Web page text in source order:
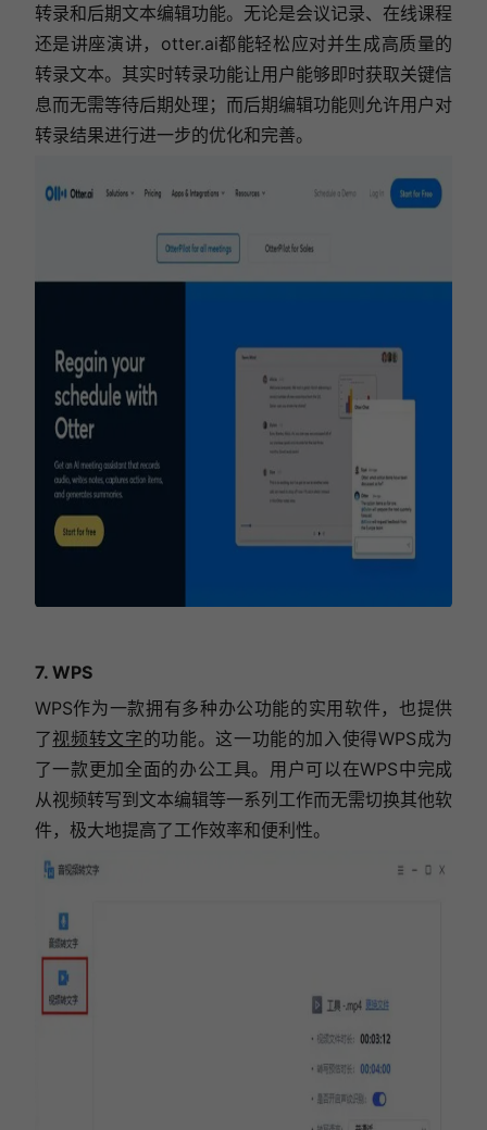
转录和后期文本编辑功能。无论是会议记录、在线课程
还是讲座演讲，otter.ai都能轻松应对并生成高质量的
转录文本。其实时转录功能让用户能够即时获取关键信
息而无需等待后期处理；而后期编辑功能则允许用户对
转录结果进行进一步的优化和完善。
7. WPS
WPS作为一款拥有多种办公功能的实用软件，也提供
了视频转文字的功能。这一功能的加入使得WPS成为
了一款更加全面的办公工具。用户可以在WPS中完成
从视频转写到文本编辑等一系列工作而无需切换其他软
件，极大地提高了工作效率和便利性。